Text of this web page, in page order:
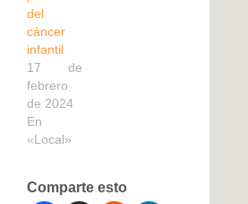
del
cáncer
infantil
17 de
febrero
de 2024
En
«Local»
Comparte esto